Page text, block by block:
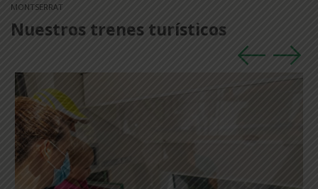
MONTSERRAT
Nuestros trenes turísticos